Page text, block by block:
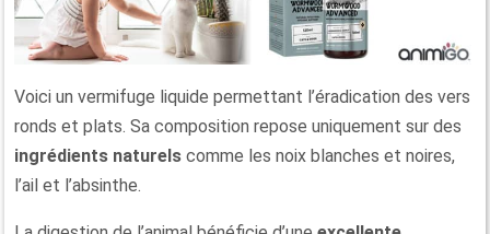
Voici un vermifuge liquide permettant l’éradication des vers
ronds et plats. Sa composition repose uniquement sur des
ingrédients naturels comme les noix blanches et noires,
l’ail et l’absinthe.